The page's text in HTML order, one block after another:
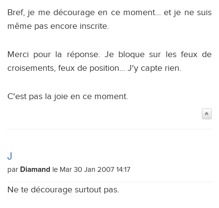
Bref, je me décourage en ce moment... et je ne suis
même pas encore inscrite.
Merci pour la réponse. Je bloque sur les feux de
croisements, feux de position... J'y capte rien.
C'est pas la joie en ce moment.
J
par Diamand le Mar 30 Jan 2007 14:17
Ne te décourage surtout pas.